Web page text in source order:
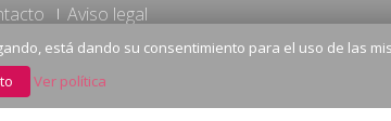
Aviso legal
SUBVENCIONADA POR:
está dando su consentimiento para el uso de las
Ver política